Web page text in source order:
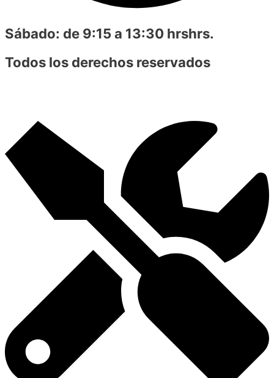
Sábado: de 9:15 a 13:30 hrshrs.
Todos los derechos reservados